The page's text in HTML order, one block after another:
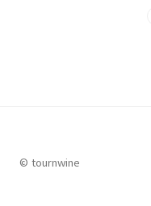
한 김대희, 김준호, 장동민을
© tournwine